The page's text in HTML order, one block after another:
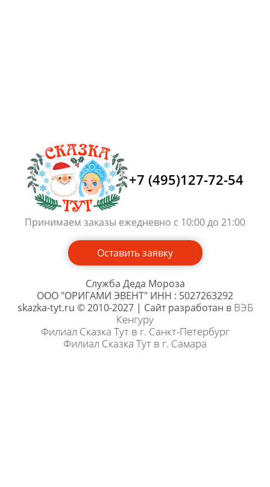
Служба Деда Мороза
ООО "ОРИГАМИ ЭВЕНТ" ИНН : 5027263292
skazka-tyt.ru © 2010-2027 | Сайт разработан в ВЭБ
Кенгуру
Филиал Сказка Тут в г. Санкт-Петербург
Филиал Сказка Тут в г. Самара
+7 (495)127-72-54
Принимаем заказы ежедневно с 10:00 до 21:00
Оставить заявку